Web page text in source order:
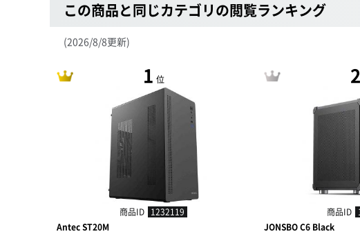
この商品と同じカテゴリの閲覧ランキング
(2026/8/8更新)
1 位
商品ID 1232119
Antec ST20M
2
商品ID
JONSBO C6 Black